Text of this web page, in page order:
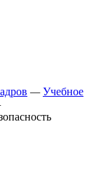
—Учебное